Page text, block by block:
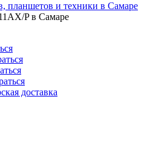
планшетов и техники в Самаре
P в Самаре
доставка